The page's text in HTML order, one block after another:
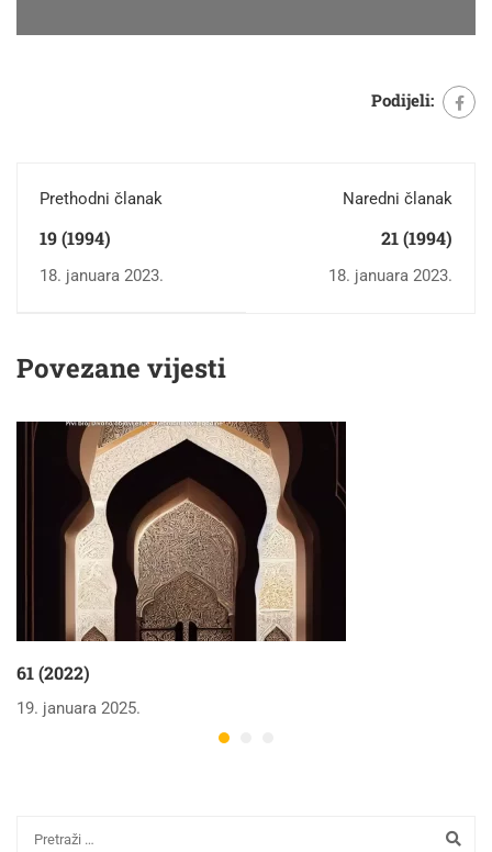
Podijeli:
Prethodni članak
19 (1994)
18. januara 2023.
Naredni članak
21 (1994)
18. januara 2023.
Povezane vijesti
61 (2022)
19. januara 2025.